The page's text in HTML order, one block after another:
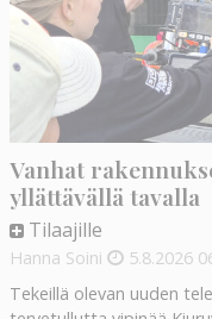
Vanhat
yllättävällä tavalla
Tilaajille
Hanna Soini 5.8.2026
Tekeillä olevan uuden